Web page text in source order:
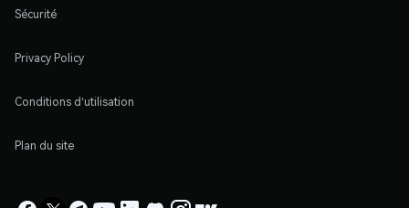
Sécurité
Privacy Policy
Conditions d'utilisation
Plan du site